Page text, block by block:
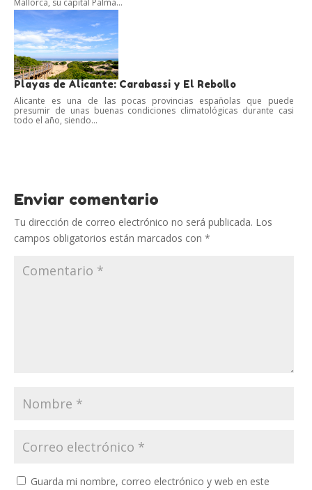
Mallorca, su capital Palma...
Playas de Alicante: Carabassi y El Rebollo
Alicante es una de las pocas provincias españolas que puede
presumir de unas buenas condiciones climatológicas durante casi
todo el año, siendo...
Enviar comentario
Tu dirección de correo electrónico no será publicada. Los
campos obligatorios están marcados con *
Guarda mi nombre, correo electrónico y web en este